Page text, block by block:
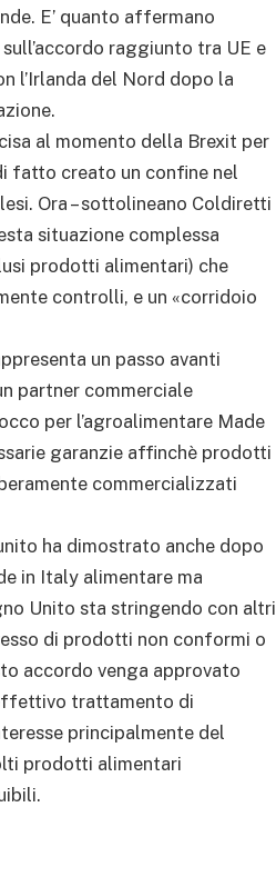
E’ quanto affermano
raggiunto tra UE e
l’Irlanda del Nord dopo la
al momento della Brexit per
fatto creato un confine nel
Ora – sottolineano Coldiretti
situazione complessa
prodotti alimentari) che
controlli, e un «corridoio
un passo avanti
partner commerciale
per l’agroalimentare Made
garanzie affinchè prodotti
commercializzati
ha dimostrato anche dopo
in Italy alimentare ma
Unito sta stringendo con altri
di prodotti non conformi o
accordo venga approvato
trattamento di
principalmente del
prodotti alimentari